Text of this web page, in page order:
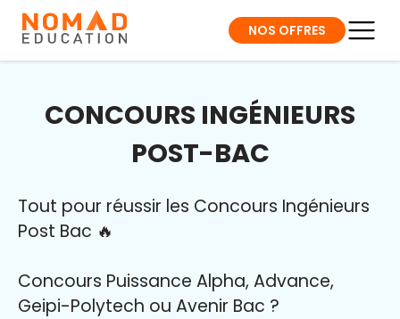
NOS OFFRES
CONCOURS INGÉNIEURS
POST-BAC
Tout pour réussir les Concours Ingénieurs
Post Bac 🔥
Concours Puissance Alpha, Advance,
Geipi-Polytech ou Avenir Bac ?